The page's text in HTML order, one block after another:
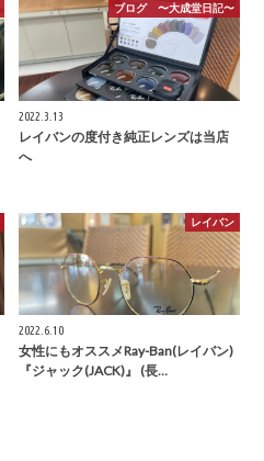
ブログ 〜大成堂日記〜
2022.3.13
レイバンの度付き純正レンズは当店
へ
レイバン
2022.6.10
女性にもオススメRay-Ban(レイバン)
『ジャック(JACK)』 (長…